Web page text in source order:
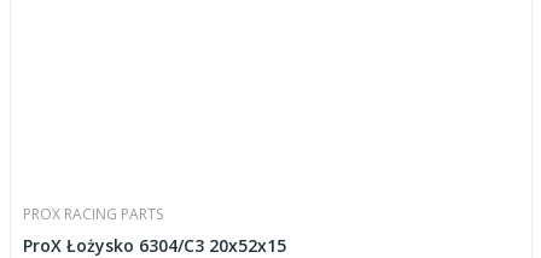
PROX RACING PARTS
ProX Łożysko 6304/C3 20x52x15